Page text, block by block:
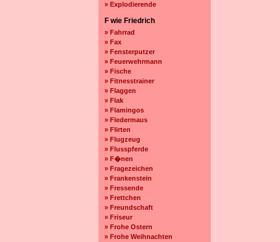
» Explodierende
F wie Friedrich
» Fahrrad
» Fax
» Fensterputzer
» Feuerwehrmann
» Fische
» Fitnesstrainer
» Flaggen
» Flak
» Flamingos
» Fledermaus
» Flirten
» Flugzeug
» Flusspferde
» F�nen
» Fragezeichen
» Frankenstein
» Fressende
» Frettchen
» Freundschaft
» Friseur
» Frohe Ostern
» Frohe Weihnachten